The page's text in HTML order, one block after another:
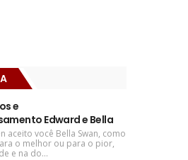
e
Edward e Bella
aceito você Bella Swan, como
o melhor ou para o pior,
e na do...